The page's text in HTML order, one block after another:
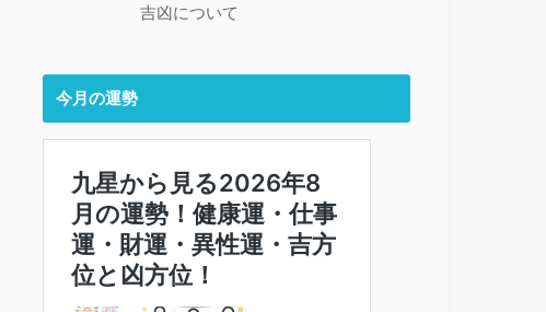
吉凶について
今月の運勢